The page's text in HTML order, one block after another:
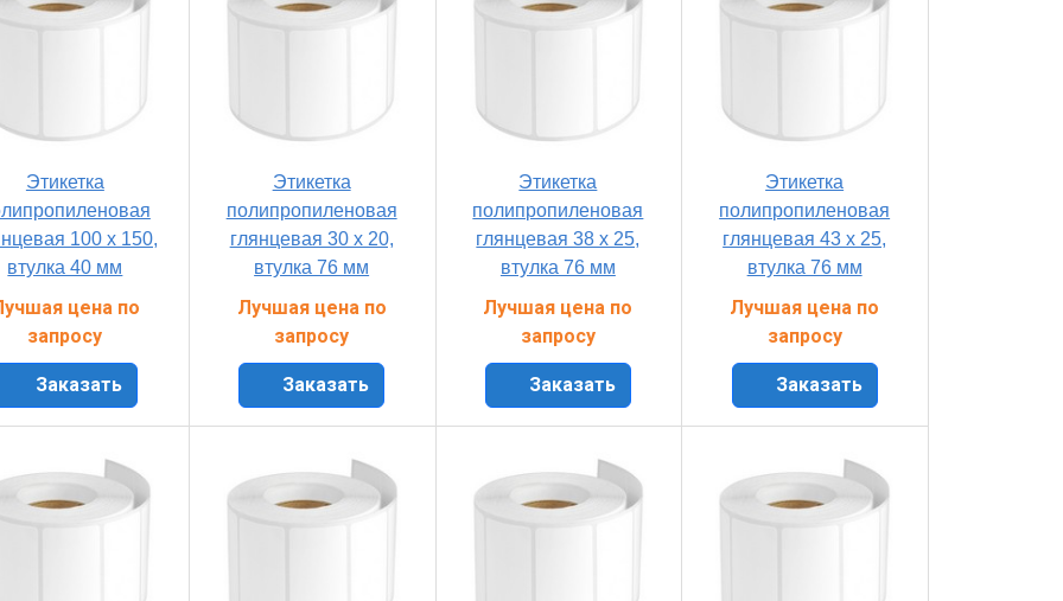
Этикетка
100 x 150,
втулка 40 мм
цена по
запросу
Заказать
Этикетка
полипропиленовая
глянцевая 30 x 20,
втулка 76 мм
Лучшая цена по
запросу
Заказать
Этикетка
полипропиленовая
глянцевая 38 x 25,
втулка 76 мм
Лучшая цена по
запросу
Заказать
Этикетка
полипропиленовая
глянцевая 43 x 25,
втулка 76 мм
Лучшая цена по
запросу
Заказать